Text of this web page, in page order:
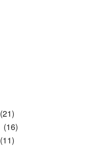
(21)
(16)
(11)